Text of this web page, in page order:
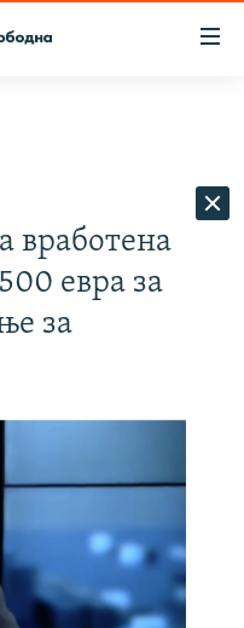
вработена
евра за
за